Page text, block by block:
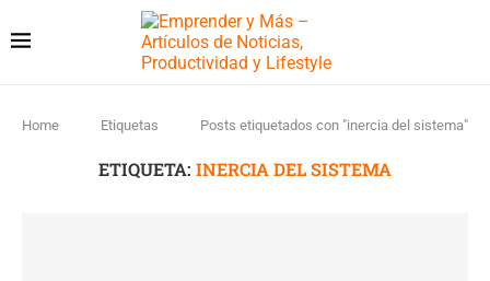
Home Etiquetas Posts etiquetados con "inercia del sistema"
ETIQUETA: INERCIA DEL SISTEMA